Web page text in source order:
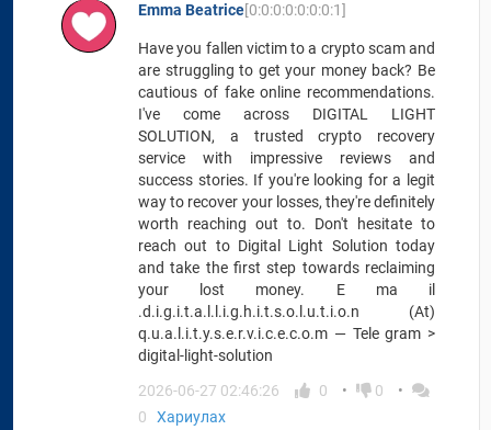
Emma Beatrice[0:0:0:0:0:0:0:1]
Have you fallen victim to a crypto scam and
are struggling to get your money back? Be
cautious of fake online recommendations.
I've come across DIGITAL LIGHT
SOLUTION, a trusted crypto recovery
service with impressive reviews and
success stories. If you're looking for a legit
way to recover your losses, they're definitely
worth reaching out to. Don't hesitate to
reach out to Digital Light Solution today
and take the first step towards reclaiming
your lost money. E ma il
.d.i.g.i.t.a.l.l.i.g.h.i.t.s.o.l.u.t.i.o.n (At)
q.u.a.l.i.t.y.s.e.r.v.i.c.e.c.o.m — Tele gram >
digital-light-solution
2026-06-27 02:46:26
0
0
0
Хариулах